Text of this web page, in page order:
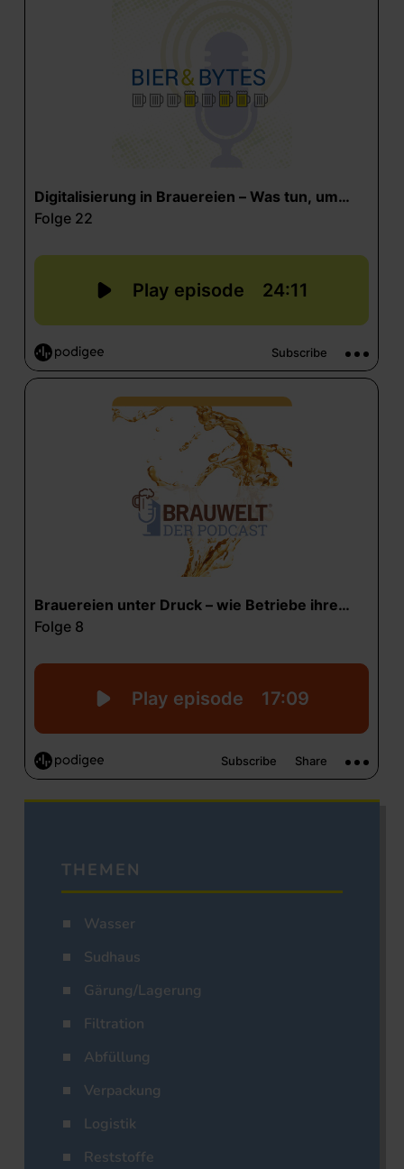
THEMEN
Wasser
Sudhaus
Gärung/Lagerung
Filtration
Abfüllung
Verpackung
Logistik
Reststoffe